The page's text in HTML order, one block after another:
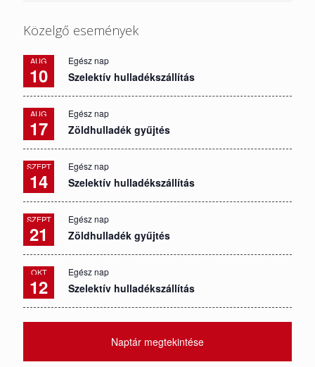
Közelgő események
AUG
10
Egész nap
Szelektív hulladékszállítás
AUG
17
Egész nap
Zöldhulladék gyűjtés
SZEPT
14
Egész nap
Szelektív hulladékszállítás
SZEPT
21
Egész nap
Zöldhulladék gyűjtés
OKT
12
Egész nap
Szelektív hulladékszállítás
Naptár megtekintése